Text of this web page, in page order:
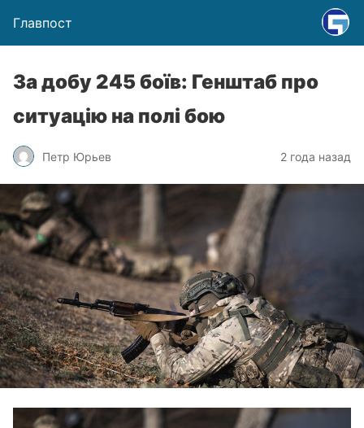
Главпост
За добу 245 боїв: Генштаб про
ситуацію на полі бою
Петр Юрьев 2 года назад